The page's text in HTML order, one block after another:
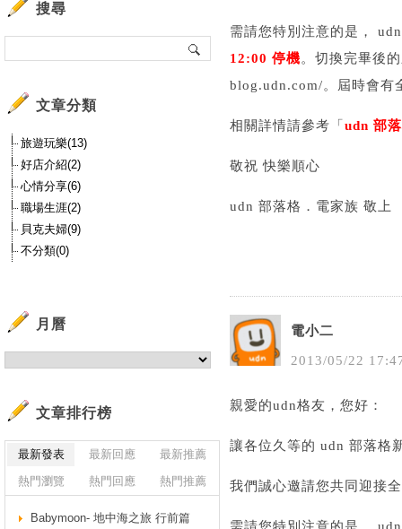
需請您特別注意的是，
12:00 停機。切換完畢後
blog.udn.com/。屆時會有
相關詳情請參考「 udn 部
敬祝 快樂順心
udn 部落格．電家族 敬上
電小二
2013/05/22 17:
親愛的udn格友，您好：
讓各位久等的 udn 部落格
我們誠心邀請您共同迎接
搜尋
文章分類
旅遊玩樂(13)
好店介紹(2)
心情分享(6)
職場生涯(2)
貝克夫婦(9)
不分類(0)
月曆
文章排行榜
最新發表 最新回應
最新推薦
熱門瀏覽
熱門回應 熱門推薦
Babymoon- 地中海之旅 行前篇